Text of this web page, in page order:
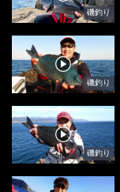
磯釣り
磯釣り
磯釣り